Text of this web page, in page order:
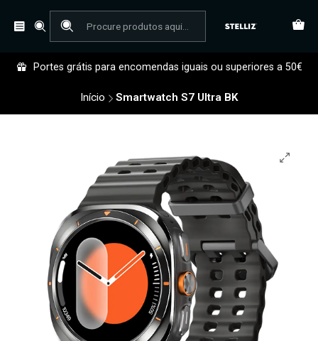
Portes grátis para encomendas iguais ou superiores a 50€
Início Smartwatch S7 Ultra BK